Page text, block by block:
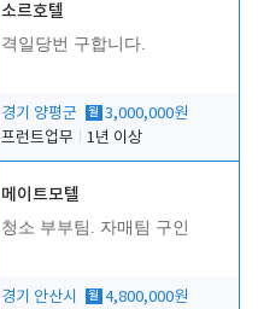
소르호텔
격일당번 구합니다.
경기 양평군 월 3,000,000원
프런트업무
1년 이상
메이트모텔
청소 부부팀. 자매팀 구인
경기 안산시 월 4,800,000원